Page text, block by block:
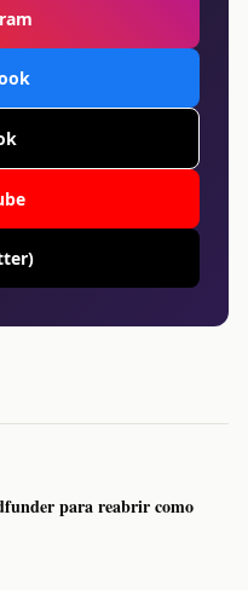
para reabrir como